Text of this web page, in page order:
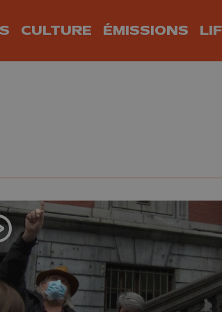
CULTURE ÉMISSIONS